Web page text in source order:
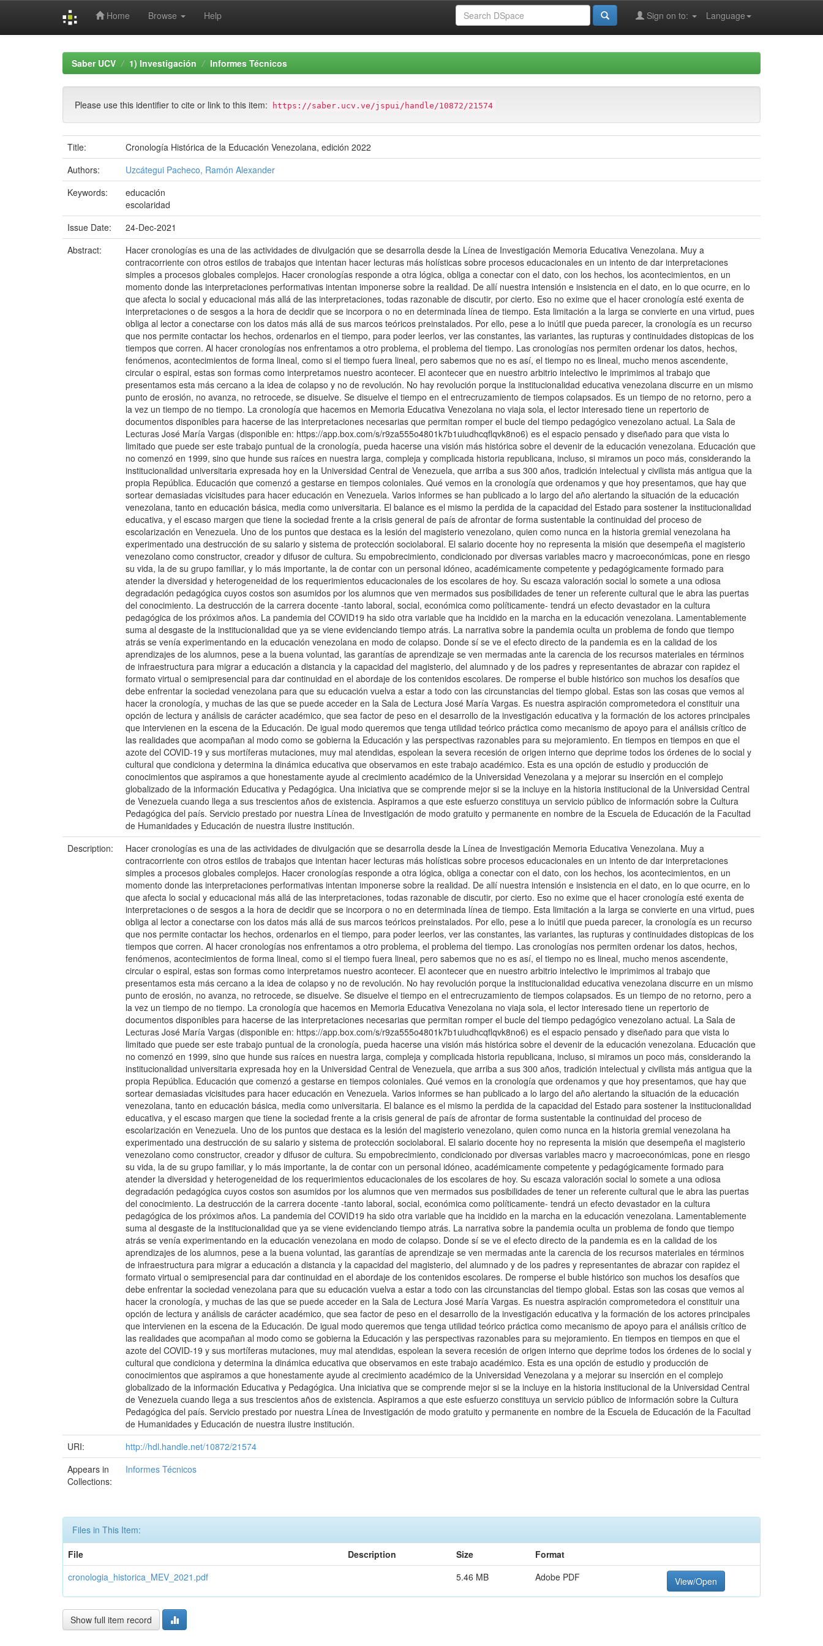
Home Browse Help Language
Sign on to:
Saber UCV 1) Investigación Informes Técnicos
Please use this identifier to cite or link to this item: https://saber.ucv.ve/jspui/handle/10872/21574
Title:
Cronología Histórica de la Educación Venezolana, edición 2022
Authors:
Uzcátegui Pacheco, Ramón Alexander
Keywords:
educación
escolaridad
Issue Date:
24-Dec-2021
Abstract:
Hacer cronologías es una de las actividades de divulgación que se desarrolla desde la Línea de Investigación Memoria Educativa Venezolana. Muy a
contracorriente con otros estilos de trabajos que intentan hacer lecturas más holísticas sobre procesos educacionales en un intento de dar interpretaciones
simples a procesos globales complejos. Hacer cronologías responde a otra lógica, obliga a conectar con el dato, con los hechos, los acontecimientos, en un
momento donde las interpretaciones performativas intentan imponerse sobre la realidad. De allí nuestra intensión e insistencia en el dato, en lo que ocurre, en lo
que afecta lo social y educacional más allá de las interpretaciones, todas razonable de discutir, por cierto. Eso no exime que el hacer cronología esté exenta de
interpretaciones o de sesgos a la hora de decidir que se incorpora o no en determinada línea de tiempo. Esta limitación a la larga se convierte en una virtud, pues
obliga al lector a conectarse con los datos más allá de sus marcos teóricos preinstalados. Por ello, pese a lo inútil que pueda parecer, la cronología es un recurso
que nos permite contactar los hechos, ordenarlos en el tiempo, para poder leerlos, ver las constantes, las variantes, las rupturas y continuidades distopicas de los
tiempos que corren. Al hacer cronologías nos enfrentamos a otro problema, el problema del tiempo. Las cronologías nos permiten ordenar los datos, hechos,
fenómenos, acontecimientos de forma lineal, como si el tiempo fuera lineal, pero sabemos que no es así, el tiempo no es lineal, mucho menos ascendente,
circular o espiral, estas son formas como interpretamos nuestro acontecer. El acontecer que en nuestro arbitrio intelectivo le imprimimos al trabajo que
presentamos esta más cercano a la idea de colapso y no de revolución. No hay revolución porque la institucionalidad educativa venezolana discurre en un mismo
punto de erosión, no avanza, no retrocede, se disuelve. Se disuelve el tiempo en el entrecruzamiento de tiempos colapsados. Es un tiempo de no retorno, pero a
la vez un tiempo de no tiempo. La cronología que hacemos en Memoria Educativa Venezolana no viaja sola, el lector interesado tiene un repertorio de
documentos disponibles para hacerse de las interpretaciones necesarias que permitan romper el bucle del tiempo pedagógico venezolano actual. La Sala de
Lecturas José María Vargas (disponible en: https://app.box.com/s/r9za555o4801k7b1uiudhcqflqvk8no6) es el espacio pensado y diseñado para que vista lo
limitado que puede ser este trabajo puntual de la cronología, pueda hacerse una visión más histórica sobre el devenir de la educación venezolana. Educación que
no comenzó en 1999, sino que hunde sus raíces en nuestra larga, compleja y complicada historia republicana, incluso, si miramos un poco más, considerando la
institucionalidad universitaria expresada hoy en la Universidad Central de Venezuela, que arriba a sus 300 años, tradición intelectual y civilista más antigua que la
propia República. Educación que comenzó a gestarse en tiempos coloniales. Qué vemos en la cronología que ordenamos y que hoy presentamos, que hay que
sortear demasiadas vicisitudes para hacer educación en Venezuela. Varios informes se han publicado a lo largo del año alertando la situación de la educación
venezolana, tanto en educación básica, media como universitaria. El balance es el mismo la perdida de la capacidad del Estado para sostener la institucionalidad
educativa, y el escaso margen que tiene la sociedad frente a la crisis general de país de afrontar de forma sustentable la continuidad del proceso de
escolarización en Venezuela. Uno de los puntos que destaca es la lesión del magisterio venezolano, quien como nunca en la historia gremial venezolana ha
experimentado una destrucción de su salario y sistema de protección sociolaboral. El salario docente hoy no representa la misión que desempeña el magisterio
venezolano como constructor, creador y difusor de cultura. Su empobrecimiento, condicionado por diversas variables macro y macroeconómicas, pone en riesgo
su vida, la de su grupo familiar, y lo más importante, la de contar con un personal idóneo, académicamente competente y pedagógicamente formado para
atender la diversidad y heterogeneidad de los requerimientos educacionales de los escolares de hoy. Su escaza valoración social lo somete a una odiosa
degradación pedagógica cuyos costos son asumidos por los alumnos que ven mermados sus posibilidades de tener un referente cultural que le abra las puertas
del conocimiento. La destrucción de la carrera docente -tanto laboral, social, económica como políticamente- tendrá un efecto devastador en la cultura
pedagógica de los próximos años. La pandemia del COVID19 ha sido otra variable que ha incidido en la marcha en la educación venezolana. Lamentablemente
suma al desgaste de la institucionalidad que ya se viene evidenciando tiempo atrás. La narrativa sobre la pandemia oculta un problema de fondo que tiempo
atrás se venía experimentando en la educación venezolana en modo de colapso. Donde sí se ve el efecto directo de la pandemia es en la calidad de los
aprendizajes de los alumnos, pese a la buena voluntad, las garantías de aprendizaje se ven mermadas ante la carencia de los recursos materiales en términos
de infraestructura para migrar a educación a distancia y la capacidad del magisterio, del alumnado y de los padres y representantes de abrazar con rapidez el
formato virtual o semipresencial para dar continuidad en el abordaje de los contenidos escolares. De romperse el buble histórico son muchos los desafíos que
debe enfrentar la sociedad venezolana para que su educación vuelva a estar a todo con las circunstancias del tiempo global. Estas son las cosas que vemos al
hacer la cronología, y muchas de las que se puede acceder en la Sala de Lectura José María Vargas. Es nuestra aspiración comprometedora el constituir una
opción de lectura y análisis de carácter académico, que sea factor de peso en el desarrollo de la investigación educativa y la formación de los actores principales
que intervienen en la escena de la Educación. De igual modo queremos que tenga utilidad teórico práctica como mecanismo de apoyo para el análisis crítico de
las realidades que acompañan al modo como se gobierna la Educación y las perspectivas razonables para su mejoramiento. En tiempos en tiempos en que el
azote del COVID-19 y sus mortíferas mutaciones, muy mal atendidas, espolean la severa recesión de origen interno que deprime todos los órdenes de lo social y
cultural que condiciona y determina la dinámica educativa que observamos en este trabajo académico. Esta es una opción de estudio y producción de
conocimientos que aspiramos a que honestamente ayude al crecimiento académico de la Universidad Venezolana y a mejorar su inserción en el complejo
globalizado de la información Educativa y Pedagógica. Una iniciativa que se comprende mejor si se la incluye en la historia institucional de la Universidad Central
de Venezuela cuando llega a sus trescientos años de existencia. Aspiramos a que este esfuerzo constituya un servicio público de información sobre la Cultura
Pedagógica del país. Servicio prestado por nuestra Línea de Investigación de modo gratuito y permanente en nombre de la Escuela de Educación de la Facultad
de Humanidades y Educación de nuestra ilustre institución.
Description:
Hacer cronologías es una de las actividades de divulgación que se desarrolla desde la Línea de Investigación Memoria Educativa Venezolana. Muy a
contracorriente con otros estilos de trabajos que intentan hacer lecturas más holísticas sobre procesos educacionales en un intento de dar interpretaciones
simples a procesos globales complejos. Hacer cronologías responde a otra lógica, obliga a conectar con el dato, con los hechos, los acontecimientos, en un
momento donde las interpretaciones performativas intentan imponerse sobre la realidad. De allí nuestra intensión e insistencia en el dato, en lo que ocurre, en lo
que afecta lo social y educacional más allá de las interpretaciones, todas razonable de discutir, por cierto. Eso no exime que el hacer cronología esté exenta de
interpretaciones o de sesgos a la hora de decidir que se incorpora o no en determinada línea de tiempo. Esta limitación a la larga se convierte en una virtud, pues
obliga al lector a conectarse con los datos más allá de sus marcos teóricos preinstalados. Por ello, pese a lo inútil que pueda parecer, la cronología es un recurso
que nos permite contactar los hechos, ordenarlos en el tiempo, para poder leerlos, ver las constantes, las variantes, las rupturas y continuidades distopicas de los
tiempos que corren. Al hacer cronologías nos enfrentamos a otro problema, el problema del tiempo. Las cronologías nos permiten ordenar los datos, hechos,
fenómenos, acontecimientos de forma lineal, como si el tiempo fuera lineal, pero sabemos que no es así, el tiempo no es lineal, mucho menos ascendente,
circular o espiral, estas son formas como interpretamos nuestro acontecer. El acontecer que en nuestro arbitrio intelectivo le imprimimos al trabajo que
presentamos esta más cercano a la idea de colapso y no de revolución. No hay revolución porque la institucionalidad educativa venezolana discurre en un mismo
punto de erosión, no avanza, no retrocede, se disuelve. Se disuelve el tiempo en el entrecruzamiento de tiempos colapsados. Es un tiempo de no retorno, pero a
la vez un tiempo de no tiempo. La cronología que hacemos en Memoria Educativa Venezolana no viaja sola, el lector interesado tiene un repertorio de
documentos disponibles para hacerse de las interpretaciones necesarias que permitan romper el bucle del tiempo pedagógico venezolano actual. La Sala de
Lecturas José María Vargas (disponible en: https://app.box.com/s/r9za555o4801k7b1uiudhcqflqvk8no6) es el espacio pensado y diseñado para que vista lo
limitado que puede ser este trabajo puntual de la cronología, pueda hacerse una visión más histórica sobre el devenir de la educación venezolana. Educación que
no comenzó en 1999, sino que hunde sus raíces en nuestra larga, compleja y complicada historia republicana, incluso, si miramos un poco más, considerando la
institucionalidad universitaria expresada hoy en la Universidad Central de Venezuela, que arriba a sus 300 años, tradición intelectual y civilista más antigua que la
propia República. Educación que comenzó a gestarse en tiempos coloniales. Qué vemos en la cronología que ordenamos y que hoy presentamos, que hay que
sortear demasiadas vicisitudes para hacer educación en Venezuela. Varios informes se han publicado a lo largo del año alertando la situación de la educación
venezolana, tanto en educación básica, media como universitaria. El balance es el mismo la perdida de la capacidad del Estado para sostener la institucionalidad
educativa, y el escaso margen que tiene la sociedad frente a la crisis general de país de afrontar de forma sustentable la continuidad del proceso de
escolarización en Venezuela. Uno de los puntos que destaca es la lesión del magisterio venezolano, quien como nunca en la historia gremial venezolana ha
experimentado una destrucción de su salario y sistema de protección sociolaboral. El salario docente hoy no representa la misión que desempeña el magisterio
venezolano como constructor, creador y difusor de cultura. Su empobrecimiento, condicionado por diversas variables macro y macroeconómicas, pone en riesgo
su vida, la de su grupo familiar, y lo más importante, la de contar con un personal idóneo, académicamente competente y pedagógicamente formado para
atender la diversidad y heterogeneidad de los requerimientos educacionales de los escolares de hoy. Su escaza valoración social lo somete a una odiosa
degradación pedagógica cuyos costos son asumidos por los alumnos que ven mermados sus posibilidades de tener un referente cultural que le abra las puertas
del conocimiento. La destrucción de la carrera docente -tanto laboral, social, económica como políticamente- tendrá un efecto devastador en la cultura
pedagógica de los próximos años. La pandemia del COVID19 ha sido otra variable que ha incidido en la marcha en la educación venezolana. Lamentablemente
suma al desgaste de la institucionalidad que ya se viene evidenciando tiempo atrás. La narrativa sobre la pandemia oculta un problema de fondo que tiempo
atrás se venía experimentando en la educación venezolana en modo de colapso. Donde sí se ve el efecto directo de la pandemia es en la calidad de los
aprendizajes de los alumnos, pese a la buena voluntad, las garantías de aprendizaje se ven mermadas ante la carencia de los recursos materiales en términos
de infraestructura para migrar a educación a distancia y la capacidad del magisterio, del alumnado y de los padres y representantes de abrazar con rapidez el
formato virtual o semipresencial para dar continuidad en el abordaje de los contenidos escolares. De romperse el buble histórico son muchos los desafíos que
debe enfrentar la sociedad venezolana para que su educación vuelva a estar a todo con las circunstancias del tiempo global. Estas son las cosas que vemos al
hacer la cronología, y muchas de las que se puede acceder en la Sala de Lectura José María Vargas. Es nuestra aspiración comprometedora el constituir una
opción de lectura y análisis de carácter académico, que sea factor de peso en el desarrollo de la investigación educativa y la formación de los actores principales
que intervienen en la escena de la Educación. De igual modo queremos que tenga utilidad teórico práctica como mecanismo de apoyo para el análisis crítico de
las realidades que acompañan al modo como se gobierna la Educación y las perspectivas razonables para su mejoramiento. En tiempos en tiempos en que el
azote del COVID-19 y sus mortíferas mutaciones, muy mal atendidas, espolean la severa recesión de origen interno que deprime todos los órdenes de lo social y
cultural que condiciona y determina la dinámica educativa que observamos en este trabajo académico. Esta es una opción de estudio y producción de
conocimientos que aspiramos a que honestamente ayude al crecimiento académico de la Universidad Venezolana y a mejorar su inserción en el complejo
globalizado de la información Educativa y Pedagógica. Una iniciativa que se comprende mejor si se la incluye en la historia institucional de la Universidad Central
de Venezuela cuando llega a sus trescientos años de existencia. Aspiramos a que este esfuerzo constituya un servicio público de información sobre la Cultura
Pedagógica del país. Servicio prestado por nuestra Línea de Investigación de modo gratuito y permanente en nombre de la Escuela de Educación de la Facultad
de Humanidades y Educación de nuestra ilustre institución.
URI:
http://hdl.handle.net/10872/21574
Appears in
Collections:
Informes Técnicos
Files in This Item:
File
Description Size
Format
cronologia_historica_MEV_2021.pdf
5.46 MB Adobe PDF View/Open
Show full item record